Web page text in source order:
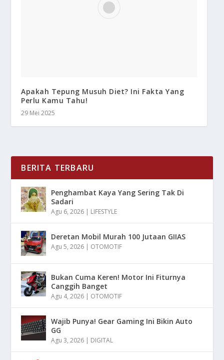
Apakah Tepung Musuh Diet? Ini Fakta Yang
Perlu Kamu Tahu!
29 Mei 2025
BERITA TERBARU
Penghambat Kaya Yang Sering Tak Di
Sadari
Agu 6, 2026 | LIFESTYLE
Deretan Mobil Murah 100 Jutaan GIIAS
Agu 5, 2026 | OTOMOTIF
Bukan Cuma Keren! Motor Ini Fiturnya
Canggih Banget
Agu 4, 2026 | OTOMOTIF
Wajib Punya! Gear Gaming Ini Bikin Auto
GG
Agu 3, 2026 | DIGITAL